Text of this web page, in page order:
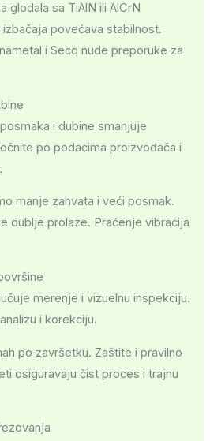
glodala sa TiAlN ili AlCrN
povećava stabilnost.
i Seco nude preporuke za
i dubine smanjuje
po podacima proizvođača i
manje zahvata i veći posmak.
dublje prolaze. Praćenje vibracija
merenje i vizuelnu inspekciju.
i korekciju.
po završetku. Zaštite i pravilno
osiguravaju čist proces i trajnu